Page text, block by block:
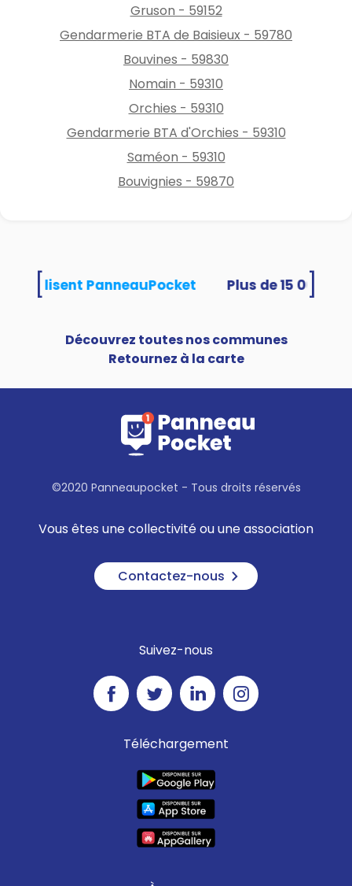
Gruson - 59152
Gendarmerie BTA de Baisieux - 59780
Bouvines - 59830
Nomain - 59310
Orchies - 59310
Gendarmerie BTA d'Orchies - 59310
Saméon - 59310
Bouvignies - 59870
utilisent PanneauPocket
Découvrez toutes nos communes
Retournez à la carte
©2020 Panneaupocket - Tous droits réservés
Vous êtes une collectivité ou une association
Contactez-nous
Suivez-nous
Téléchargement